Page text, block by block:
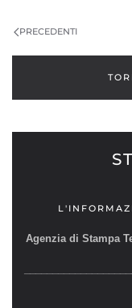
PRECEDENTI
Agenzia di Stampa